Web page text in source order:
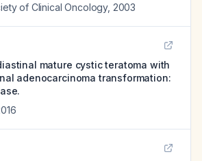
of Clinical Oncology, 2003
mature cystic teratoma with
adenocarcinoma transformation: